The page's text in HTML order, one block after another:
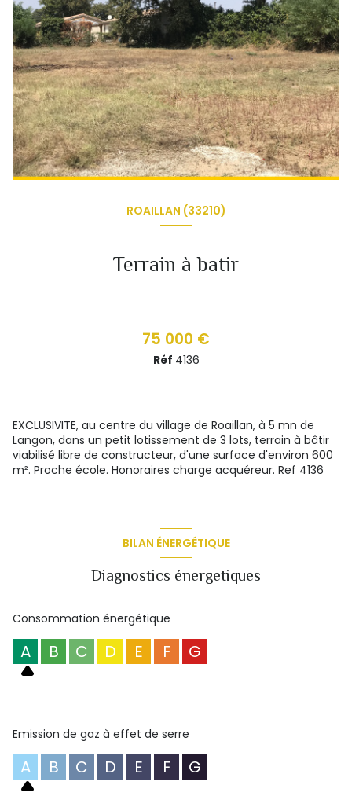
ROAILLAN (33210)
Terrain à batir
75 000 €
Réf 4136
EXCLUSIVITE, au centre du village de Roaillan, à 5 mn de
Langon, dans un petit lotissement de 3 lots, terrain à bâtir
viabilisé libre de constructeur, d'une surface d'environ 600
m². Proche école. Honoraires charge acquéreur. Ref 4136
BILAN ÉNERGÉTIQUE
Diagnostics énergetiques
Consommation énergétique
A B C D E F G
Emission de gaz à effet de serre
A B C D E F G